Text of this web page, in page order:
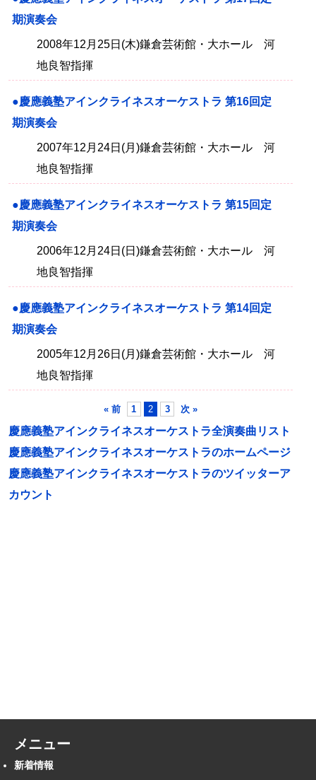
期演奏会
2008年12月25日(木)鎌倉芸術館・大ホール 河
地良智指揮
●慶應義塾アインクライネスオーケストラ 第16回定
期演奏会
2007年12月24日(月)鎌倉芸術館・大ホール 河
地良智指揮
●慶應義塾アインクライネスオーケストラ 第15回定
期演奏会
2006年12月24日(日)鎌倉芸術館・大ホール 河
地良智指揮
●慶應義塾アインクライネスオーケストラ 第14回定
期演奏会
2005年12月26日(月)鎌倉芸術館・大ホール 河
地良智指揮
« 前 1 2 3 次 »
慶應義塾アインクライネスオーケストラ全演奏曲リスト
慶應義塾アインクライネスオーケストラのホームページ
慶應義塾アインクライネスオーケストラのツイッターア
カウント
メニュー
新着情報